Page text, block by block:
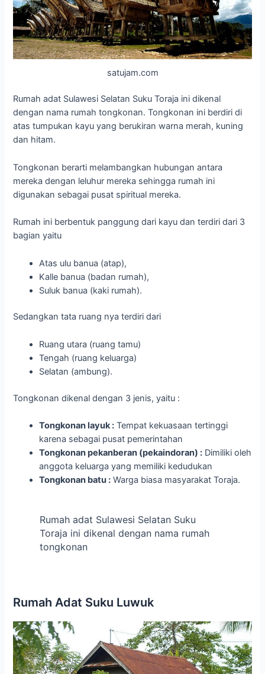
satujam.com
Rumah adat Sulawesi Selatan Suku Toraja ini dikenal
dengan nama rumah tongkonan. Tongkonan ini berdiri di
atas tumpukan kayu yang berukiran warna merah, kuning
dan hitam.
Tongkonan berarti melambangkan hubungan antara
mereka dengan leluhur mereka sehingga rumah ini
digunakan sebagai pusat spiritual mereka.
Rumah ini berbentuk panggung dari kayu dan terdiri dari 3
bagian yaitu
Atas ulu banua (atap),
Kalle banua (badan rumah),
Suluk banua (kaki rumah).
Sedangkan tata ruang nya terdiri dari
Ruang utara (ruang tamu)
Tengah (ruang keluarga)
Selatan (ambung).
Tongkonan dikenal dengan 3 jenis, yaitu :
Tongkonan layuk : Tempat kekuasaan tertinggi
karena sebagai pusat pemerintahan
Tongkonan pekanberan (pekaindoran) : Dimiliki oleh
anggota keluarga yang memiliki kedudukan
Tongkonan batu : Warga biasa masyarakat Toraja.
Rumah adat Sulawesi Selatan Suku
Toraja ini dikenal dengan nama rumah
tongkonan
Rumah Adat Suku Luwuk